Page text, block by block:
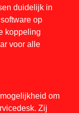
duidelijk in
op
koppeling
voor alle
om
Zij